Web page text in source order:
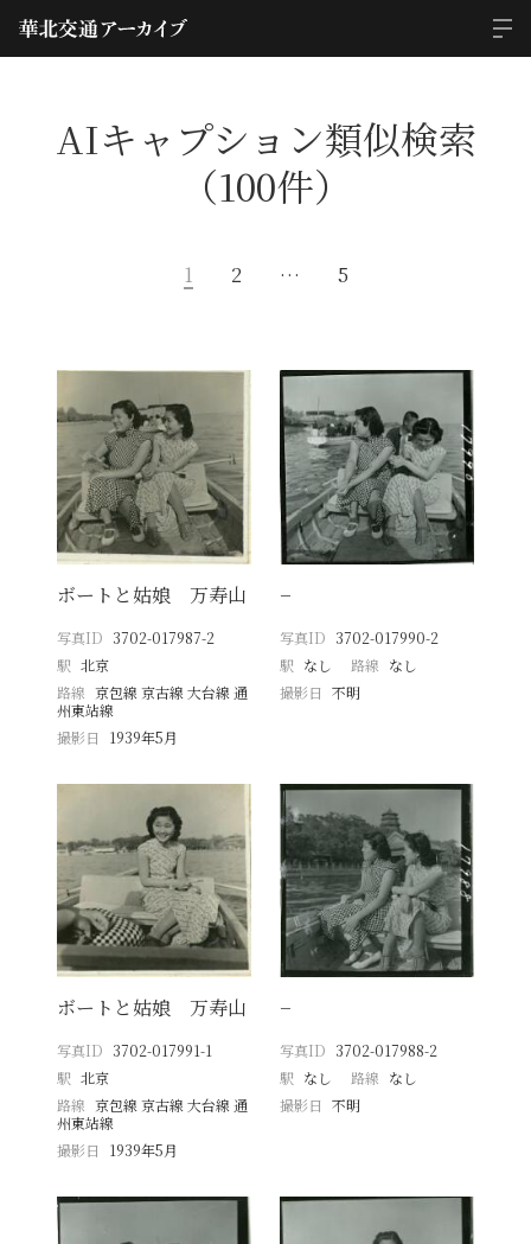
AIキャプション類似検索
（100件）
1 2 … 5
ボートと姑娘 万寿山
写真ID 3702-017987-2
駅 北京
路線 京包線 京古線 大台線 通
州東站線
撮影日
1939年5月
−
写真ID 3702-017990-2
駅 なし 路線 なし
撮影日 不明
ボートと姑娘 万寿山
写真ID 3702-017991-1
駅 北京
路線 京包線 京古線 大台線 通
州東站線
撮影日
1939年5月
−
写真ID 3702-017988-2
駅 なし 路線 なし
撮影日 不明